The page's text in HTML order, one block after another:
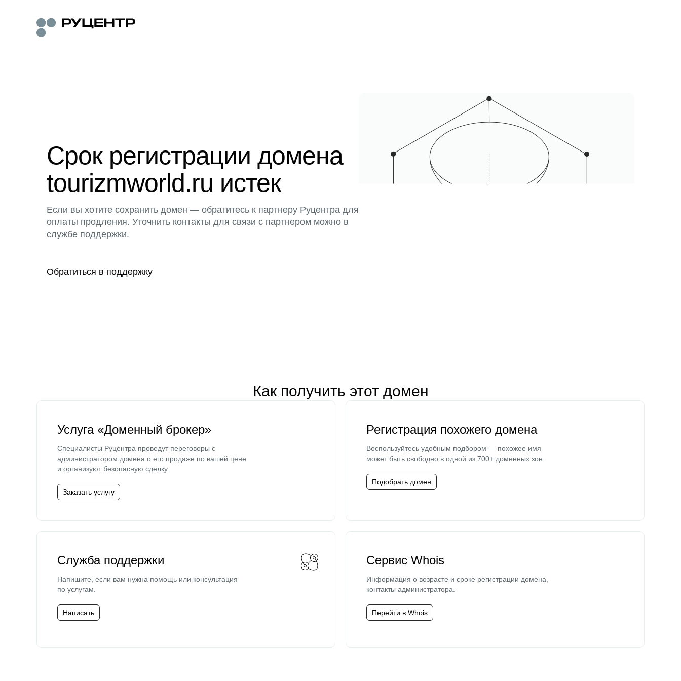
Срок регистрации домена
tourizmworld.ru истек
Если вы хотите сохранить домен — обратитесь к партнеру Руцентра для
оплаты продления. Уточнить контакты для связи с партнером можно в
службе поддержки.
Обратиться в поддержку
Как получить этот домен
Услуга «Доменный брокер»
Специалисты Руцентра проведут переговоры с
администратором домена о его продаже по вашей цене
и организуют безопасную сделку.
Заказать услугу
Регистрация похожего домена
Воспользуйтесь удобным подбором — похожее имя
может быть свободно в одной из 700+ доменных зон.
Подобрать домен
Служба поддержки
Напишите, если вам нужна помощь или консультация
по услугам.
Написать
Сервис Whois
Информация о возрасте и сроке регистрации домена,
контакты администратора.
Перейти в Whois